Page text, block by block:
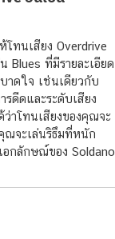
ทนเสียง Overdrive
Blues ที่มีรายละเอียด
าดใจ เช่นเดียวกับ
ดีดและระดับเสียง
าโทนเสียงของคุณจะ
ณจะเล่นริธึมที่หนัก
อกลักษณ์ของ Soldano